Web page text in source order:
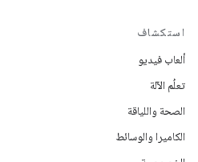
استكشاف
ألعاب فيديو
تعلُم الآلة
الصحة واللياقة
الكاميرا والوسائط